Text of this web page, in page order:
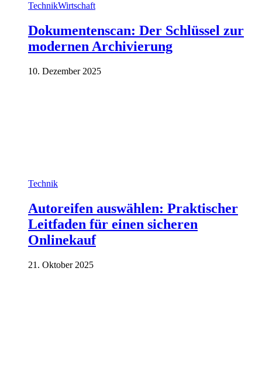
TechnikWirtschaft
Dokumentenscan: Der Schlüssel zur
modernen Archivierung
10. Dezember 2025
Technik
Autoreifen auswählen: Praktischer
Leitfaden für einen sicheren
Onlinekauf
21. Oktober 2025